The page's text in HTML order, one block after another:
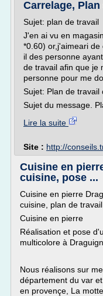
Carrelage,
Sujet: plan de travail
J'en ai vu en
*0.60) or,j'aimeari
il des personne
de travail afin que je
personne pour me
Sujet: Plan de travail
Sujet du message.
Lire la suite
Site : http://
Cuisine en
cuisine, pose ...
Cuisine en pierre
cuisine, plan de
Cuisine en pierre
Réalisation et pose
multicolore à
Nous réalisons sur
département du var
en provençe, La